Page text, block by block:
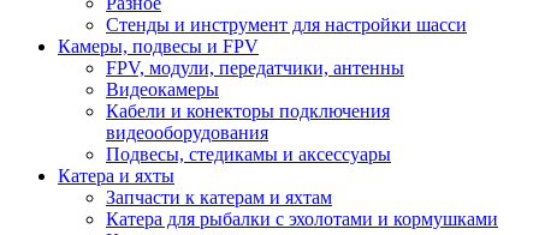
Стенды и инструмент для настройки шасси
Камеры, подвесы и FPV
FPV, модули, передатчики, антенны
Видеокамеры
Кабели и конекторы подключения
видеооборудования
Подвесы, стедикамы и аксессуары
Катера и яхты
Запчасти к катерам и яхтам
Катера для рыбалки с эхолотами и кормушками